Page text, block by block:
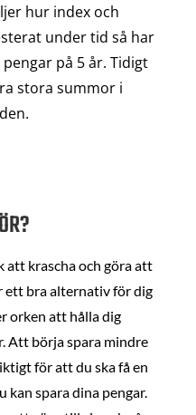
hur index och
under tid så har
på 5 år. Tidigt
stora summor i
att krascha och göra att
ett bra alternativ för dig
orken att hålla dig
Att börja spara mindre
för att du ska få en
kan spara dina pengar.